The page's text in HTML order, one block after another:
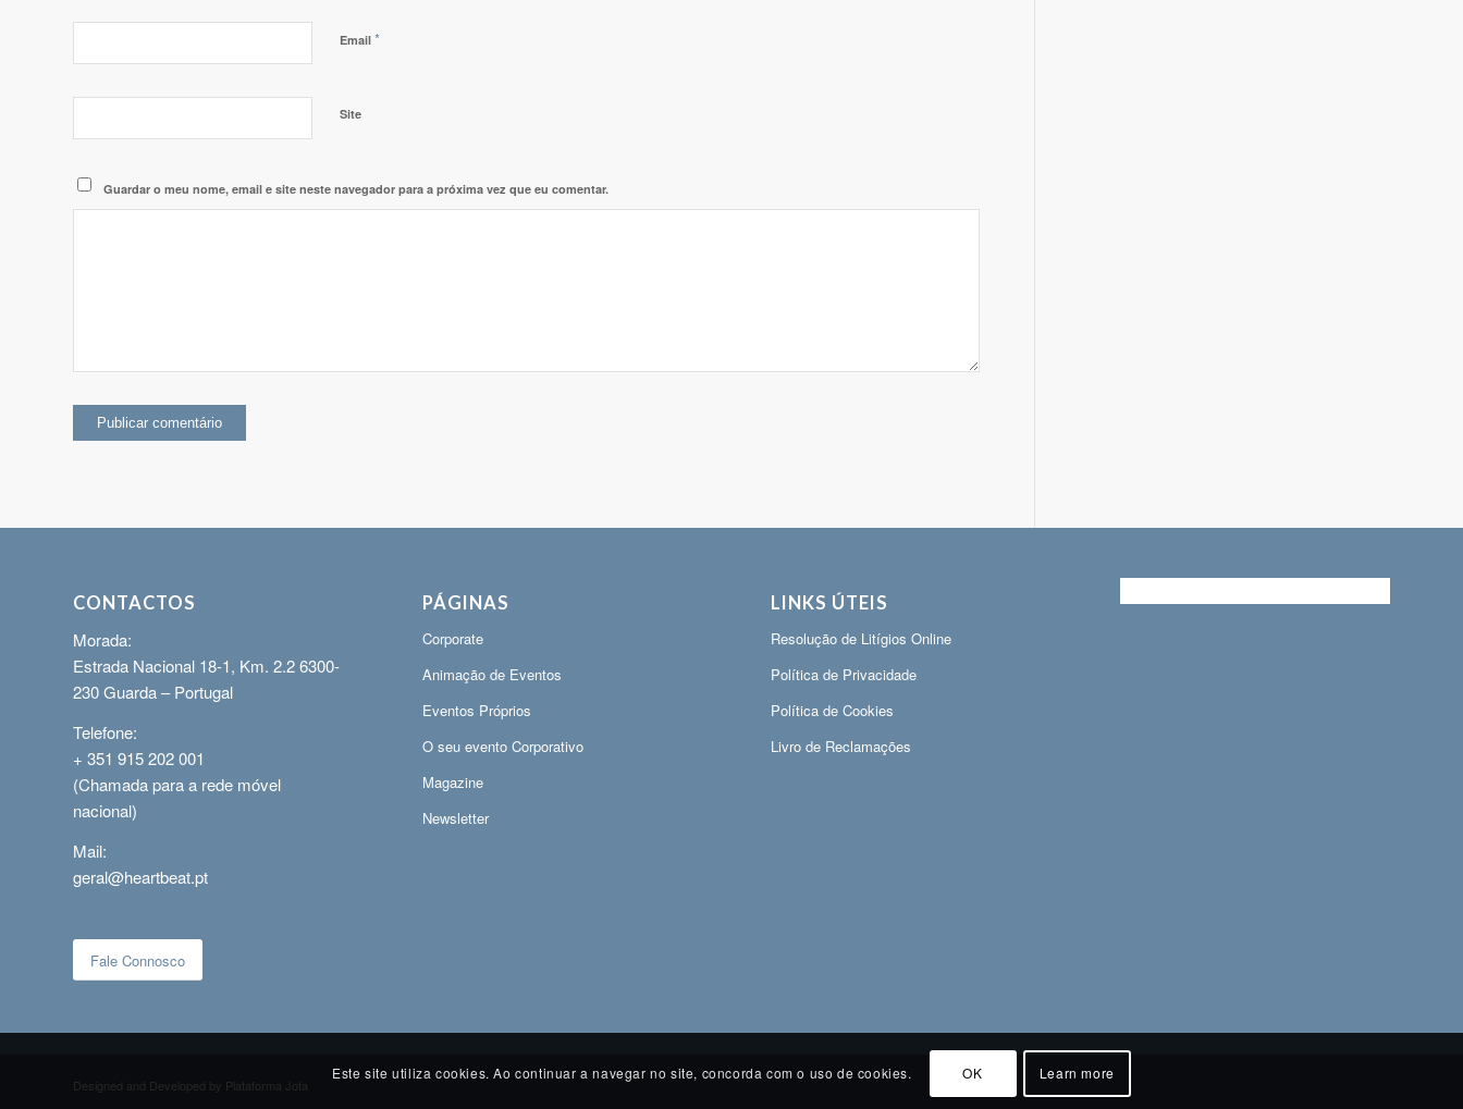
Email *
Site
Guardar o meu nome, email e site neste navegador para a próxima vez que eu comentar.
CONTACTOS
Morada:
Estrada Nacional 18-1, Km. 2.2 6300-
230 Guarda – Portugal
Telefone:
+ 351 915 202 001
(Chamada para a rede móvel
nacional)
Mail:
geral@heartbeat.pt
Fale Connosco
PÁGINAS
Corporate
Animação de Eventos
Eventos Próprios
O seu evento Corporativo
Magazine
Newsletter
LINKS ÚTEIS
Resolução de Litígios Online
Política de Privacidade
Política de Cookies
Livro de Reclamações
Designed and Developed by Plataforma Jota
Este site utiliza cookies. Ao continuar a navegar no site, concorda com o uso de cookies. OK Learn more